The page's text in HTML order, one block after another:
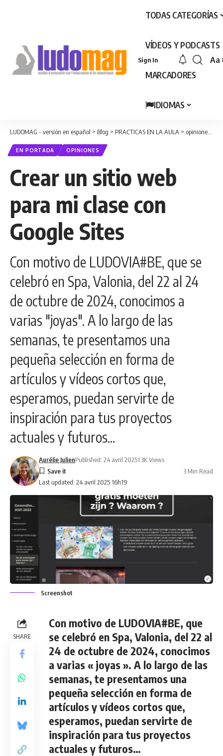
TODAS CATEGORÍAS
VÍDEOS Y PODCASTS
MARCADORES
IDIOMAS
Sign In Aa
LUDOMAG - versión en español > Blog > PRACTICAS EN LA AULA > opiniones
EN PORTADA OPINIONES
Crear un sitio web
para mi clase con
Google Sites
Con motivo de LUDOVIA#BE, que se
celebró en Spa, Valonia, del 22 al 24
de octubre de 2024, conocimos a
varias "joyas". A lo largo de las
semanas, te presentamos una
pequeña selección en forma de
artículos y vídeos cortos que,
esperamos, puedan servirte de
inspiración para tus proyectos
actuales y futuros...
Last updated: 24 avril 2025 16h19
Aurélie JulienPublished: 24 avril 20251.3K Views
3 Min Read
Screenshot
SHARE
Con motivo de LUDOVIA#BE, que
se celebró en Spa, Valonia, del 22 al
24 de octubre de 2024, conocimos
a varias « joyas ». A lo largo de las
semanas, te presentamos una
pequeña selección en forma de
artículos y vídeos cortos que,
esperamos, puedan servirte de
inspiración para tus proyectos
actuales y futuros…